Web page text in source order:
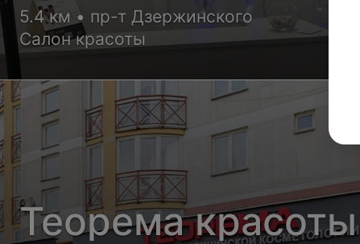
5.4 км • пр-т Дзержинского
Салон красоты
Теорема красоты